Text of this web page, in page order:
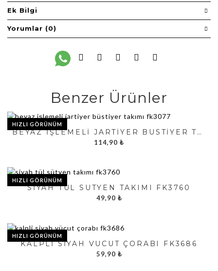
Ek Bilgi
Yorumlar (0)
Benzer Ürünler
HIZLI GÖRÜNÜM
BEYAZ İŞLEMELI JARTIYER BÜSTIYER TAKIMI FK3077
114,90 ₺
HIZLI GÖRÜNÜM
SIYAH TÜL SÜTYEN TAKIMI FK3760
49,90 ₺
HIZLI GÖRÜNÜM
KALPLI SIYAH VÜCUT ÇORABI FK3686
59,90 ₺